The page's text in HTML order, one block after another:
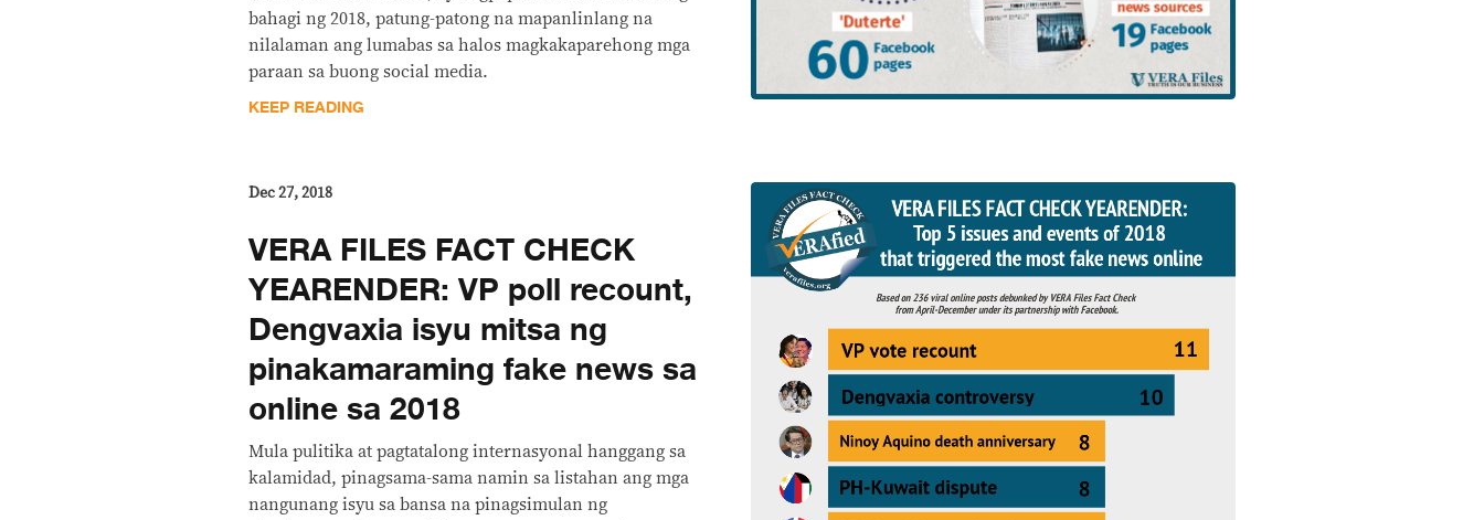
bahagi ng 2018, patung-patong na mapanlinlang na
nilalaman ang lumabas sa halos magkakaparehong mga
paraan sa buong social media.
KEEP READING
Dec 27, 2018
VERA FILES FACT CHECK
YEARENDER: VP poll recount,
Dengvaxia isyu mitsa ng
pinakamaraming fake news sa
online sa 2018
Mula pulitika at pagtatalong internasyonal hanggang sa
kalamidad, pinagsama-sama namin sa listahan ang mga
nangunang isyu sa bansa na pinagsimulan ng